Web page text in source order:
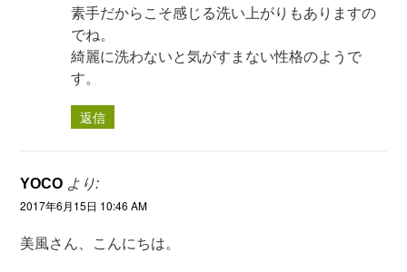
素手だからこそ感じる洗い上がりもありますの
でね。
綺麗に洗わないと気がすまない性格のようで
す。
返信
YOCO より:
2017年6月15日 10:46 AM
美風さん、こんにちは。